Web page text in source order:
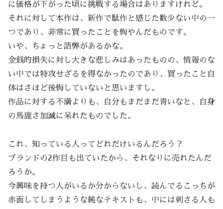
に価格が下がった頃に挑戦する場合はありますけれど。
それに対して本作は、新作で駄作と感じた数少ない中の一
つであり、非常に買ったことを悔やんだものです。
いや、ちょっと語弊があるかな。
金銭的損失に対し大きな悲しみはあったものの、情報のな
い中では特攻せざるを得なかったのであり、買ったこと自
体はさほど後悔していないと思いますし。
作品に対する不満よりも、自分もまだまだ青いなと、自身
の馬鹿さ加減に呆れたものでした。
これ、知っている人ってどれだけいるんだろう？
ブランドの2作目も出ていたから、それなりに売れたんだ
ろうか。
今興味を持つ人がいるか分からないし、読んでるこっちが
赤面してしまうような純なテキストも、中には刺さる人も